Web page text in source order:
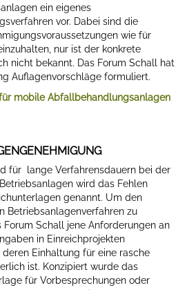
ein eigenes
vor. Dabei sind die
wie für
nur ist der konkrete
nicht bekannt. Das Forum Schall hat
Auflagenvorschläge formuliert.
mobile Abfallbehandlungsanlagen
für lange Verfahrensdauern bei der
wird das Fehlen
genannt. Um den
Betriebsanlagenverfahren zu
Schall jene Anforderungen an
in Einreichprojekten
Einhaltung für eine rasche
ist. Konzipiert wurde das
für Vorbesprechungen oder